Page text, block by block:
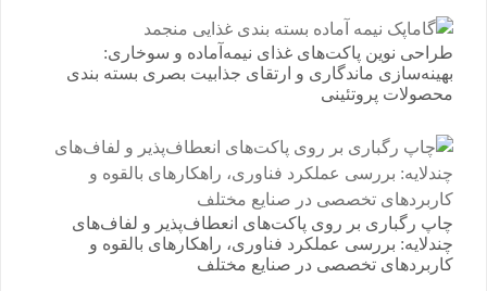
طراحی نوین پاکت‌های غذای نیمه‌آماده و سوخاری:
بهینه‌سازی ماندگاری و ارتقای جذابیت بصری بسته بندی
محصولات پروتئینی
چاپ رگباری بر روی پاکت‌های انعطاف‌پذیر و لفاف‌های
چندلایه: بررسی عملکرد فناوری، راهکارهای بالقوه و
کاربردهای تخصصی در صنایع مختلف